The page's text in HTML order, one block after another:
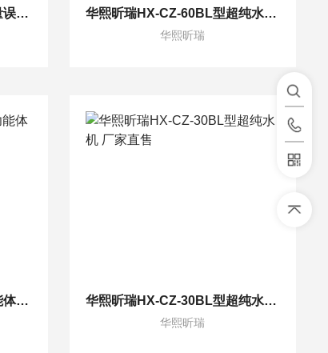
HX-CJ100型激光测距仪 测量误差小 华熙昕瑞HX-CZ-60BL型超纯水机 提纯设备
华熙昕瑞
HX-CJ100型激光测距仪 功能体积小巧 华熙昕瑞HX-CZ-30BL型超纯水机 厂家直售
华熙昕瑞